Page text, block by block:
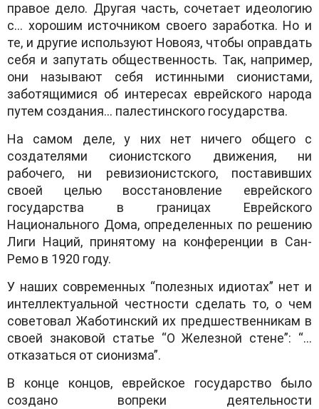
правое дело. Другая часть, сочетает идеологию
с… хорошим источником своего заработка. Но и
те, и другие используют Новояз, чтобы оправдать
себя и запутать общественность. Так, например,
они называют себя истинными сионистами,
заботящимися об интересах еврейского народа
путем создания… палестинского государства.
На самом деле, у них нет ничего общего с
создателями сионистского движения, ни
рабочего, ни ревизионистского, поставивших
своей целью восстановление еврейского
государства в границах Еврейского
Национального Дома, определенных по решению
Лиги Наций, принятому на конференции в Сан-
Ремо в 1920 году.
У наших современных “полезных идиотах” нет и
интеллектуальной честности сделать то, о чем
советовал Жаботинский их предшественникам в
своей знаковой статье “О Железной стене”: “…
отказаться от сионизма”.
В конце концов, еврейское государство было
создано вопреки деятельности